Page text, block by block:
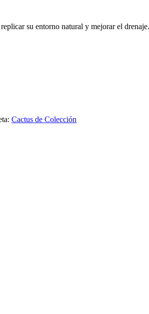
su entorno natural y mejorar el drenaje.
Cactus de Colección